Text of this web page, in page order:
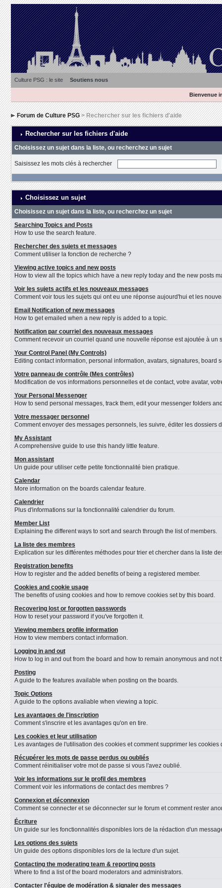
Culture PSG : le site Soutiens nous
Bienvenue
Forum de Culture PSG> Rechercher sur les fichiers d'aide
Rechercher sur les fichiers d'aide
Choisissez un sujet dans la liste, ou recherchez un sujet
Saisissez les mots clés à rechercher
Choisissez un sujet
Choisissez un sujet dans la liste, ou recherchez un sujet
Searching Topics and Posts
How to use the search feature.
Rechercher des sujets et messages
Comment utiliser la fonction de recherche ?
Viewing active topics and new posts
How to view all the topics which have a new reply today and the new posts
Voir les sujets actifs et les nouveaux messages
Comment voir tous les sujets qui ont eu une réponse aujourd'hui et les
Email Notification of new messages
How to get emailed when a new reply is added to a topic.
Notification par courriel des nouveaux messages
Comment recevoir un courriel quand une nouvelle réponse est ajoutée à un
Your Control Panel (My Controls)
Editing contact information, personal information, avatars, signatures, board
Votre panneau de contrôle (Mes contrôles)
Modification de vos informations personnelles et de contact, votre avatar,
Your Personal Messenger
How to send personal messages, track them, edit your messenger folders
Votre messager personnel
Comment envoyer des messages personnels, les suivre, éditer les dossiers
My Assistant
A comprehensive guide to use this handy little feature.
Mon assistant
Un guide pour utiliser cette petite fonctionnalité bien pratique.
Calendar
More information on the boards calendar feature.
Calendrier
Plus d'informations sur la fonctionnalité calendrier du forum.
Member List
Explaining the different ways to sort and search through the list of members.
La liste des membres
Explication sur les différentes méthodes pour trier et chercher dans la liste
Registration benefits
How to register and the added benefits of being a registered member.
Cookies and cookie usage
The benefits of using cookies and how to remove cookies set by this board.
Recovering lost or forgotten passwords
How to reset your password if you've forgotten it.
Viewing members profile information
How to view members contact information.
Logging in and out
How to log in and out from the board and how to remain anonymous and not
Posting
A guide to the features available when posting on the boards.
Topic Options
A guide to the options avaliable when viewing a topic.
Les avantages de l'inscription
Comment s'inscrire et les avantages qu'on en tire.
Les cookies et leur utilisation
Les avantages de l'utilisation des cookies et comment supprimer les cookies
Récupérer les mots de passe perdus ou oubliés
Comment réinitialiser votre mot de passe si vous l'avez oublié.
Voir les informations sur le profil des membres
Comment voir les informations de contact des membres ?
Connexion et déconnexion
Comment se connecter et se déconnecter sur le forum et comment rester
Écriture
Un guide sur les fonctionnalités disponibles lors de la rédaction d'un
Les options des sujets
Un guide des options disponibles lors de la lecture d'un sujet.
Contacting the moderating team & reporting posts
Where to find a list of the board moderators and administrators.
Contacter l'équipe de modération & signaler des messages